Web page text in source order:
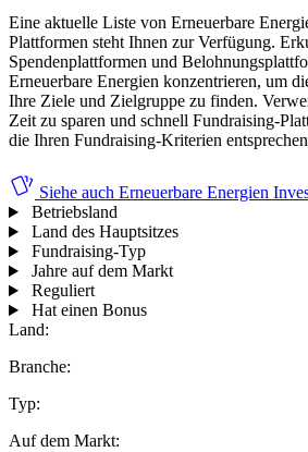
Eine aktuelle Liste von Erneuerbare
Plattformen steht Ihnen zur Verfügung.
Spendenplattformen und
Erneuerbare Energien konzentrieren, um
Ihre Ziele und Zielgruppe zu finden.
Zeit zu sparen und schnell Fundraising-
die Ihren Fundraising-Kriterien
Siehe auch Erneuerbare Energien
Betriebsland
Land des Hauptsitzes
Fundraising-Typ
Jahre auf dem Markt
Reguliert
Hat einen Bonus
Land:
Branche:
Typ:
Auf dem Markt: